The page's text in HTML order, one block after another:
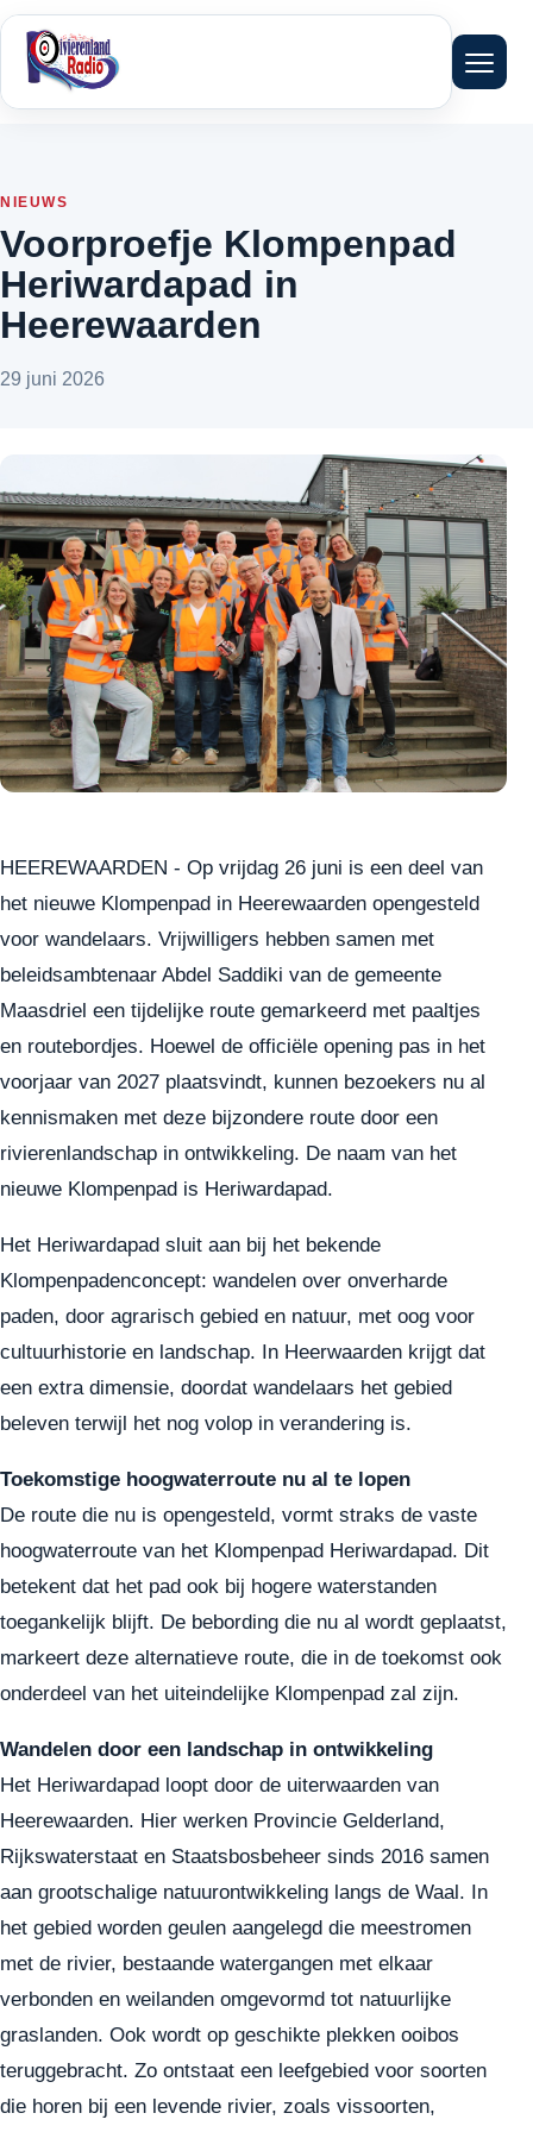
Menu
NIEUWS
Voorproefje Klompenpad
Heriwardapad in
Heerewaarden
29 juni 2026
HEEREWAARDEN - Op vrijdag 26 juni is een deel van
het nieuwe Klompenpad in Heerewaarden opengesteld
voor wandelaars. Vrijwilligers hebben samen met
beleidsambtenaar Abdel Saddiki van de gemeente
Maasdriel een tijdelijke route gemarkeerd met paaltjes
en routebordjes. Hoewel de officiële opening pas in het
voorjaar van 2027 plaatsvindt, kunnen bezoekers nu al
kennismaken met deze bijzondere route door een
rivierenlandschap in ontwikkeling. De naam van het
nieuwe Klompenpad is Heriwardapad.
Het Heriwardapad sluit aan bij het bekende
Klompenpadenconcept: wandelen over onverharde
paden, door agrarisch gebied en natuur, met oog voor
cultuurhistorie en landschap. In Heerwaarden krijgt dat
een extra dimensie, doordat wandelaars het gebied
beleven terwijl het nog volop in verandering is.
Toekomstige hoogwaterroute nu al te lopen
De route die nu is opengesteld, vormt straks de vaste
hoogwaterroute van het Klompenpad Heriwardapad. Dit
betekent dat het pad ook bij hogere waterstanden
toegankelijk blijft. De bebording die nu al wordt geplaatst,
markeert deze alternatieve route, die in de toekomst ook
onderdeel van het uiteindelijke Klompenpad zal zijn.
Wandelen door een landschap in ontwikkeling
Het Heriwardapad loopt door de uiterwaarden van
Heerewaarden. Hier werken Provincie Gelderland,
Rijkswaterstaat en Staatsbosbeheer sinds 2016 samen
aan grootschalige natuurontwikkeling langs de Waal. In
het gebied worden geulen aangelegd die meestromen
met de rivier, bestaande watergangen met elkaar
verbonden en weilanden omgevormd tot natuurlijke
graslanden. Ook wordt op geschikte plekken ooibos
teruggebracht. Zo ontstaat een leefgebied voor soorten
die horen bij een levende rivier, zoals vissoorten,